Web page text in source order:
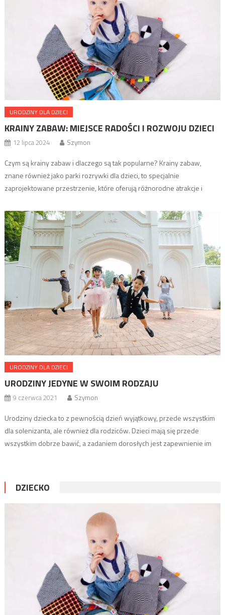
URODZINY DLA DZIECI
KRAINY ZABAW: MIEJSCE RADOŚCI I ROZWOJU DZIECI
12 lipca 2024 Szymon
Czym są krainy zabaw i dlaczego są tak popularne? Krainy zabaw,
znane również jako parki rozrywki dla dzieci, to specjalnie
zaprojektowane przestrzenie, które oferują różnorodne atrakcje i
zyskały one ogromną popularność zarówno wśród dzieci, jak i ich
rodziców. Powody tego fenomenu są liczne, a głównym z nich […]
URODZINY DLA DZIECI
URODZINY JEDYNE W SWOIM RODZAJU
9 czerwca 2021 Szymon
Urodziny dziecka to z pewnością dzień wyjątkowy, przede wszystkim
dla solenizanta, ale również dla rodziców. Dzieci mają się przede
wszystkim dobrze bawić, a zadaniem dorosłych jest zapewnienie im
imprezy i wszelkich atrakcji. Gdzie powinna odbyć się impreza? Lokale
przystosowane […]
DZIECKO